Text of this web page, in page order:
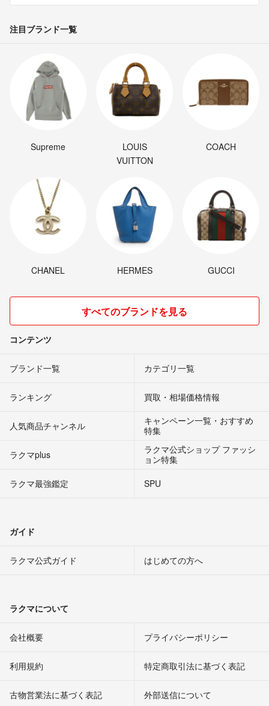
注目ブランド一覧
Supreme
LOUIS
VUITTON
COACH
CHANEL HERMES GUCCI
すべてのブランドを見る
コンテンツ
ブランド一覧 カテゴリ一覧
ランキング 買取・相場価格情報
人気商品チャンネル
キャンペーン一覧・おすすめ
特集
ラクマplus
ラクマ公式ショップ ファッシ
ョン特集
ラクマ最強鑑定
SPU
ガイド
ラクマ公式ガイド はじめての方へ
ラクマについて
会社概要 プライバシーポリシー
利用規約 特定商取引法に基づく表記
古物営業法に基づく表記 外部送信について